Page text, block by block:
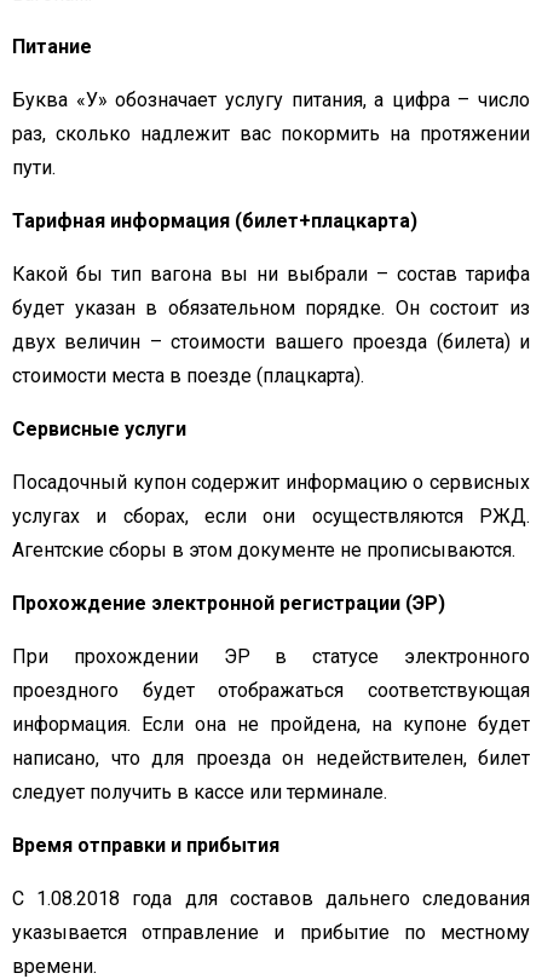
Питание
Буква «У» обозначает услугу питания, а цифра – число
раз, сколько надлежит вас покормить на протяжении
пути.
Тарифная информация (билет+плацкарта)
Какой бы тип вагона вы ни выбрали – состав тарифа
будет указан в обязательном порядке. Он состоит из
двух величин – стоимости вашего проезда (билета) и
стоимости места в поезде (плацкарта).
Сервисные услуги
Посадочный купон содержит информацию о сервисных
услугах и сборах, если они осуществляются РЖД.
Агентские сборы в этом документе не прописываются.
Прохождение электронной регистрации (ЭР)
При прохождении ЭР в статусе электронного
проездного будет отображаться соответствующая
информация. Если она не пройдена, на купоне будет
написано, что для проезда он недействителен, билет
следует получить в кассе или терминале.
Время отправки и прибытия
С 1.08.2018 года для составов дальнего следования
указывается отправление и прибытие по местному
времени.